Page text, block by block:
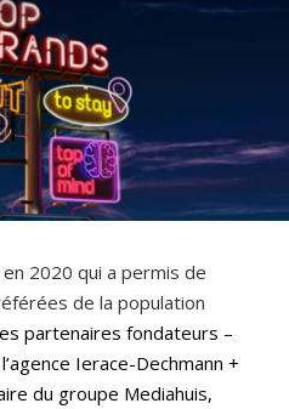
2020 qui a permis de
de la population
partenaires fondateurs –
Ierace-Dechmann +
du groupe Mediahuis,